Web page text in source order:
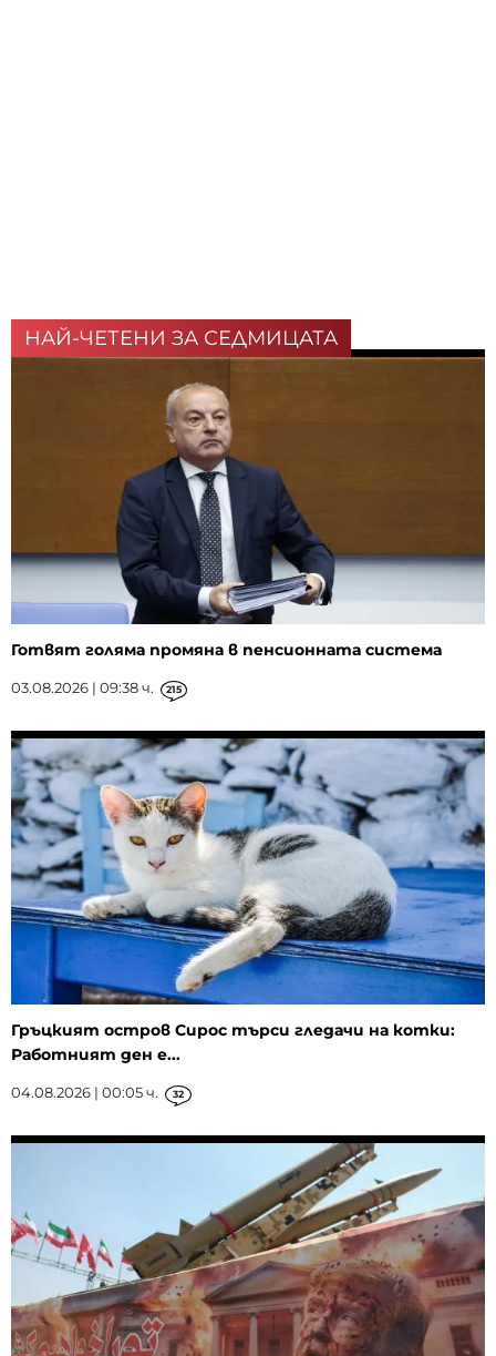
НАЙ-ЧЕТЕНИ ЗА СЕДМИЦАТА
Готвят голяма промяна в пенсионната система
03.08.2026 | 09:38 ч. 215
Гръцкият остров Сирос търси гледачи на котки:
Работният ден е...
04.08.2026 | 00:05 ч. 32